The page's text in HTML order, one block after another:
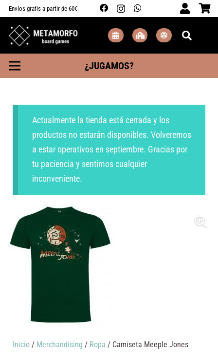
Envíos gratis a partir de 60€
¿JUGAMOS?
Actualmente la tienda está cerrada y los
productos no estarán disponibles. Volveremos
a estar operativos en septiembre. Gracias por
tu paciencia y sentimos cualquier
inconveniente.
Inicio / Merchandising / Ropa / Camiseta Meeple Jones